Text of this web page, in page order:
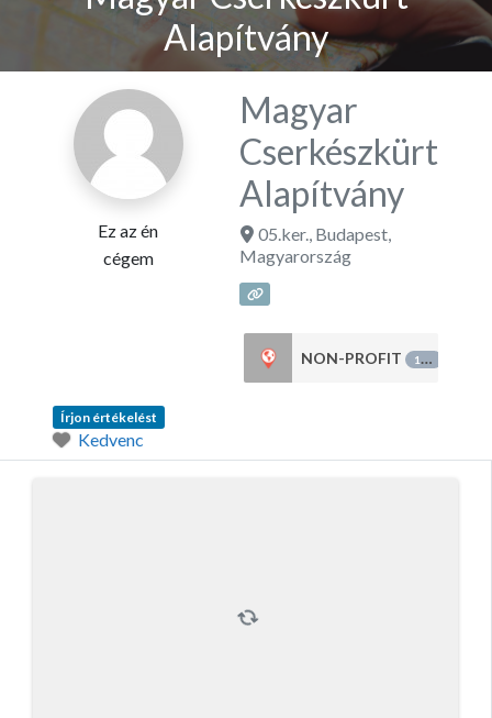
Alapítvány
Ez az én
cégem
Magyar
Cserkészkürt
Alapítvány
05.ker., Budapest,
Magyarország
NON-PROFIT 125
Írjon értékelést
Kedvenc